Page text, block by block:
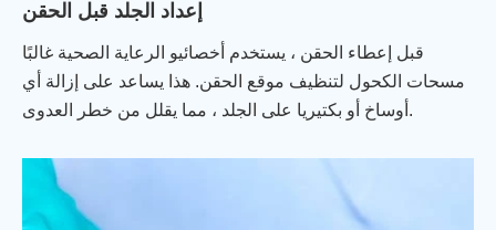
إعداد الجلد قبل الحقن
قبل إعطاء الحقن ، يستخدم أخصائيو الرعاية الصحية غالبًا
مسحات الكحول لتنظيف موقع الحقن. هذا يساعد على إزالة أي
أوساخ أو بكتيريا على الجلد ، مما يقلل من خطر العدوى.